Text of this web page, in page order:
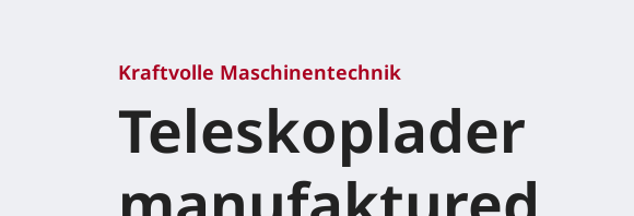
Kraftvolle Maschinentechnik
Teleskoplader